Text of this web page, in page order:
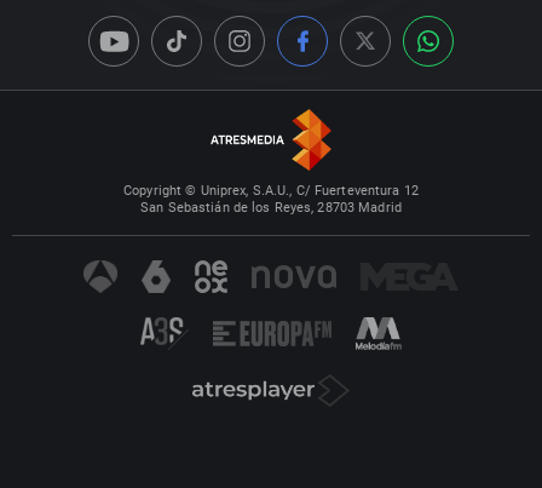
Copyright © Uniprex, S.A.U., C/ Fuerteventura 12
San Sebastián de los Reyes, 28703 Madrid